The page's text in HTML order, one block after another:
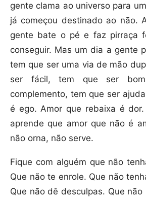
gente clama ao universo para
já começou destinado ao não.
gente bate o pé e faz pirraça
conseguir. Mas um dia a gente
tem que ser uma via de mão
ser fácil, tem que ser
complemento, tem que ser
é ego. Amor que rebaixa é
aprende que amor que não é
não orna, não serve.
Fique com alguém que não
Que não te enrole. Que não
Que não dê desculpas. Que